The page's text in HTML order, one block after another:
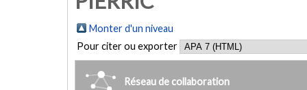
Monter d'un niveau
Pour citer ou exporter
Réseau de collaboration